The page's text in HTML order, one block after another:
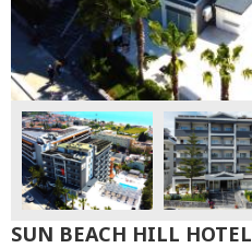
SUN BEACH HILL HOTEL